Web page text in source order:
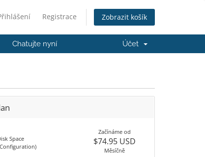
Registrace Zobrazit košík
Chatujte nyní Účet
Space
Začínáme od
$74.95 USD
Měsíčně